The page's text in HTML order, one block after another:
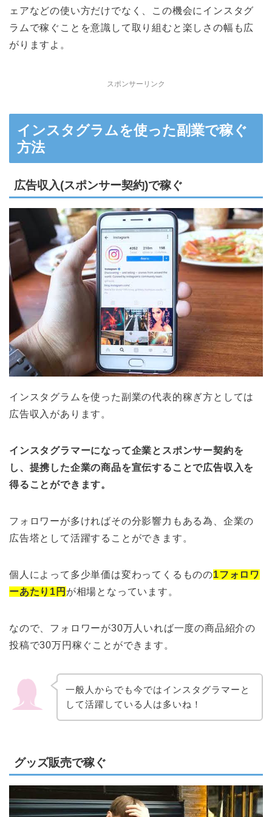
ェアなどの使い方だけでなく、この機会にインスタグ
ラムで稼ぐことを意識して取り組むと楽しさの幅も広
がりますよ。
スポンサーリンク
インスタグラムを使った副業で稼ぐ
方法
広告収入(スポンサー契約)で稼ぐ
インスタグラムを使った副業の代表的稼ぎ方としては
広告収入があります。
インスタグラマーになって企業とスポンサー契約を
し、提携した企業の商品を宣伝することで広告収入を
得ることができます。
フォロワーが多ければその分影響力もある為、企業の
広告塔として活躍することができます。
個人によって多少単価は変わってくるものの1フォロワ
ーあたり1円 が相場となっています。
なので、フォロワーが30万人いれば一度の商品紹介の
投稿で30万円稼ぐことができます。
一般人からでも今ではインスタグラマーと
して活躍している人は多いね！
グッズ販売で稼ぐ